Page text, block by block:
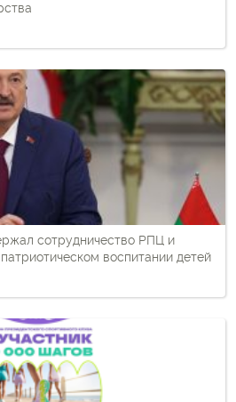
сотрудничество РПЦ и
воспитании детей